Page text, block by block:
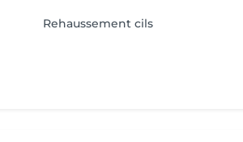
Rehaussement cils